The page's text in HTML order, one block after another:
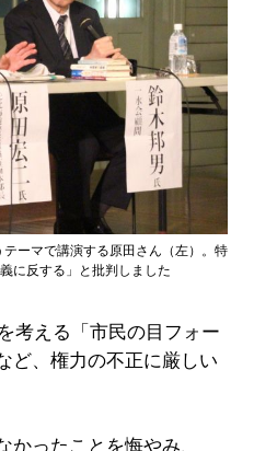
ーマで講演する原田さん（左）。特
に反する」と批判しました
考える「市民の目フォー
ど、権力の不正に厳しい
ったことを悔やみ、